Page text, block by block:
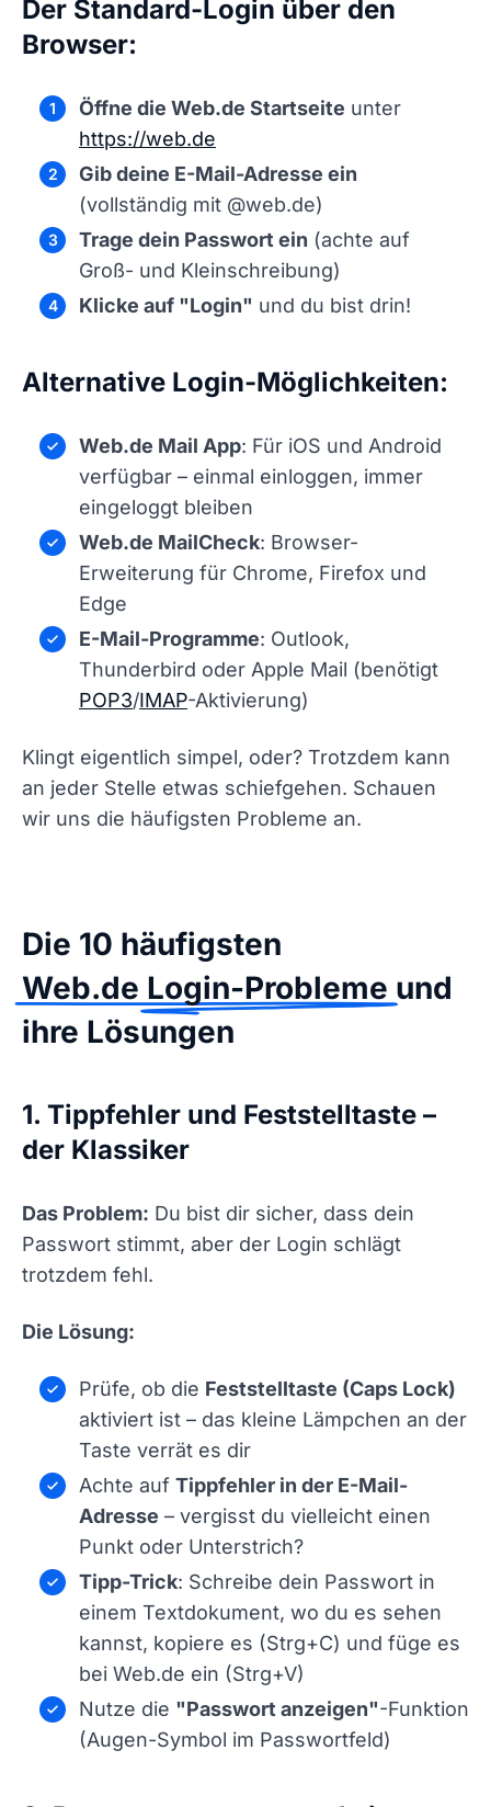
Der Standard-Login über den
Browser:
Öffne die Web.de Startseite unter
https://web.de
Gib deine E-Mail-Adresse ein
(vollständig mit @web.de)
Trage dein Passwort ein (achte auf
Groß- und Kleinschreibung)
Klicke auf "Login" und du bist drin!
Alternative Login-Möglichkeiten:
Web.de Mail App: Für iOS und Android
verfügbar – einmal einloggen, immer
eingeloggt bleiben
Web.de MailCheck: Browser-
Erweiterung für Chrome, Firefox und
Edge
E-Mail-Programme: Outlook,
Thunderbird oder Apple Mail (benötigt
POP3/IMAP-Aktivierung)
Klingt eigentlich simpel, oder? Trotzdem kann
an jeder Stelle etwas schiefgehen. Schauen
wir uns die häufigsten Probleme an.
Die 10 häufigsten
Web.de Login-Probleme und
ihre Lösungen
1. Tippfehler und Feststelltaste –
der Klassiker
Das Problem: Du bist dir sicher, dass dein
Passwort stimmt, aber der Login schlägt
trotzdem fehl.
Die Lösung:
Prüfe, ob die Feststelltaste (Caps Lock)
aktiviert ist – das kleine Lämpchen an der
Taste verrät es dir
Achte auf Tippfehler in der E-Mail-
Adresse – vergisst du vielleicht einen
Punkt oder Unterstrich?
Tipp-Trick: Schreibe dein Passwort in
einem Textdokument, wo du es sehen
kannst, kopiere es (Strg+C) und füge es
bei Web.de ein (Strg+V)
Nutze die "Passwort anzeigen"-Funktion
(Augen-Symbol im Passwortfeld)